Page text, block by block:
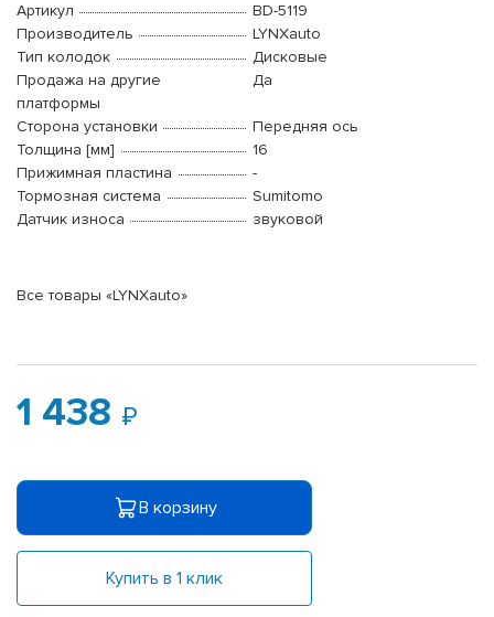
Артикул
BD-5119
Производитель
LYNXauto
Тип колодок
Дисковые
Продажа на другие
платформы
Да
Сторона установки
Передняя ось
Толщина [мм]
16
Прижимная пластина
-
Тормозная система
Sumitomo
Датчик износа
звуковой
Все товары «LYNXauto»
1 438
В корзину
Купить в 1 клик